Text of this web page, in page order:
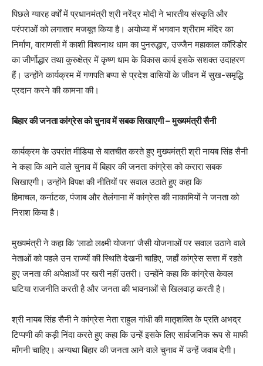
पिछले ग्यारह वर्षों में प्रधानमंत्री श्री नरेंद्र मोदी ने भारतीय संस्कृति और
परंपराओं को लगातार मजबूत किया है। अयोध्या में भगवान श्रीराम मंदिर का
निर्माण, वाराणसी में काशी विश्वनाथ धाम का पुनरुद्धार, उज्जैन महाकाल कॉरिडोर
का जीर्णोद्धार तथा कुरुक्षेत्र में कृष्ण धाम के विकास कार्य इसके सशक्त उदाहरण
हैं। उन्होंने कार्यक्रम में गणपति बप्पा से प्रदेश वासियों के जीवन में सुख-समृद्धि
प्रदान करने की कामना की।
बिहार की जनता कांग्रेस को चुनाव में सबक सिखाएगी–मुख्यमंत्री सैनी
कार्यक्रम के उपरांत मीडिया से बातचीत करते हुए मुख्यमंत्री श्री नायब सिंह सैनी
ने कहा कि आने वाले चुनाव में बिहार की जनता कांग्रेस को करारा सबक
सिखाएगी। उन्होंने विपक्ष की नीतियों पर सवाल उठाते हुए कहा कि
हिमाचल, कर्नाटक, पंजाब और तेलंगाना में कांग्रेस की नाकामियों ने जनता को
निराश किया है।
मुख्यमंत्री ने कहा कि ‘लाडो लक्ष्मी योजना’ जैसी योजनाओं पर सवाल उठाने वाले
नेताओं को पहले उन राज्यों की स्थिति देखनी चाहिए, जहाँ कांग्रेस सत्ता में रहते
हुए जनता की अपेक्षाओं पर खरी नहीं उतरी। उन्होंने कहा कि कांग्रेस केवल
घटिया राजनीति करती है और जनता की भावनाओं से खिलवाड़ करती है।
श्री नायब सिंह सैनी ने कांग्रेस नेता राहुल गांधी की मातृशक्ति के प्रति अभद्र
टिप्पणी की कड़ी निंदा करते हुए कहा कि उन्हें इसके लिए सार्वजनिक रूप से माफी
माँगनी चाहिए। अन्यथा बिहार की जनता आने वाले चुनाव में उन्हें जवाब देगी।